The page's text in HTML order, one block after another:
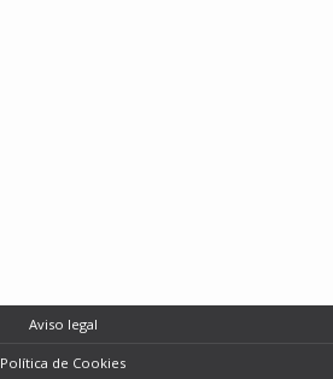
Aviso legal
Política de Cookies